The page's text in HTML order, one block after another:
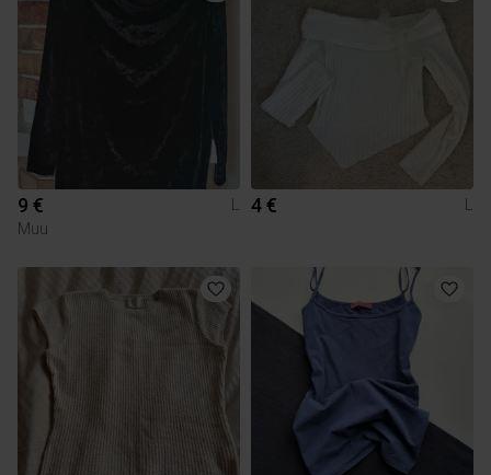
9 €
L
Muu
4 € L